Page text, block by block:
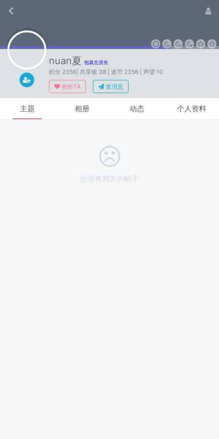
nuan夏 包装左庶长
积分 2356 | 共享银 38 | 迷币 2356
| 声望 10
收听TA
发消息
主题 相册 动态 个人资料
还没有相关的帖子